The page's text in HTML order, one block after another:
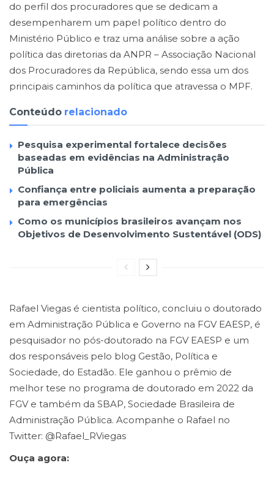
do perfil dos procuradores que se dedicam a
desempenharem um papel político dentro do
Ministério Público e traz uma análise sobre a ação
política das diretorias da ANPR – Associação Nacional
dos Procuradores da República, sendo essa um dos
principais caminhos da política que atravessa o MPF.
Conteúdo relacionado
Pesquisa experimental fortalece decisões
baseadas em evidências na Administração
Pública
Confiança entre policiais aumenta a preparação
para emergências
Como os municípios brasileiros avançam nos
Objetivos de Desenvolvimento Sustentável (ODS)
Rafael Viegas é cientista político, concluiu o doutorado
em Administração Pública e Governo na FGV EAESP, é
pesquisador no pós-doutorado na FGV EAESP e um
dos responsáveis pelo blog Gestão, Política e
Sociedade, do Estadão. Ele ganhou o prêmio de
melhor tese no programa de doutorado em 2022 da
FGV e também da SBAP, Sociedade Brasileira de
Administração Pública. Acompanhe o Rafael no
Twitter: @Rafael_RViegas
Ouça agora: